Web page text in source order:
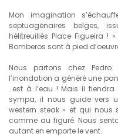
Mon imagination
septuagénaires belges,
hélitreuillés Place Figueira !
Bomberos sont à pied
Nous partons chez
l’inondation a généré une
…est à l’eau ! Mais il
sympa, il nous guide vers
western steak » et qui nous
comme au figuré. Nous
autant en emporte le vent.